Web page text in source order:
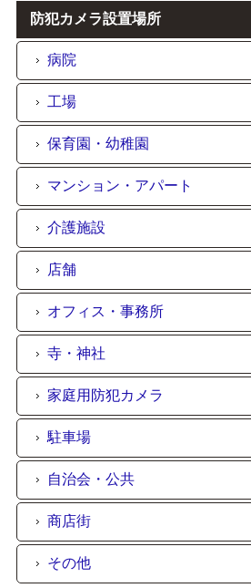
防犯カメラ設置場所
病院
工場
保育園・幼稚園
マンション・アパート
介護施設
店舗
オフィス・事務所
寺・神社
家庭用防犯カメラ
駐車場
自治会・公共
商店街
その他